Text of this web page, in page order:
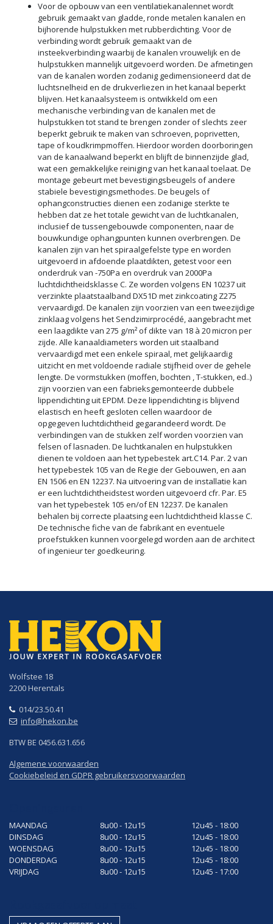
Voor de opbouw van een ventilatiekanalennet wordt
gebruik gemaakt van gladde, ronde metalen kanalen en
bijhorende hulpstukken met rubberdichting. Voor de
verbinding wordt gebruik gemaakt van de
insteekverbinding waarbij de kanalen vrouwelijk en de
hulpstukken mannelijk uitgevoerd worden. De afmetingen
van de kanalen worden zodanig gedimensioneerd dat de
luchtsnelheid en de drukverliezen in het kanaal beperkt
blijven. Het kanaalsysteem is ontwikkeld om een
mechanische verbinding van de kanalen met de
hulpstukken tot stand te brengen zonder of slechts zeer
beperkt gebruik te maken van schroeven, poprivetten,
tape of koudkrimpmoffen. Hierdoor worden doorboringen
van de kanaalwand beperkt en blijft de binnenzijde glad,
wat een gemakkelijke reiniging van het kanaal toelaat. De
montage gebeurt met bevestigingsbeugels of andere
stabiele bevestigingsmethodes. De beugels of
ophangconstructies dienen een zodanige sterkte te
hebben dat ze het totale gewicht van de luchtkanalen,
inclusief de tussengebouwde componenten, naar de
bouwkundige ophangpunten kunnen overbrengen. De
kanalen zijn van het spiraalgefelste type en worden
uitgevoerd in afdoende plaatdikten, getest voor een
onderdruk van -750Pa en overdruk van 2000Pa
luchtdichtheidsklasse C. Ze worden volgens EN 10237 uit
verzinkte plaatstaalband DX51D met zinkcoating Z275
vervaardigd. De kanalen zijn voorzien van een tweezijdige
zinklaag volgens het Sendzimirprocédé, aangebracht met
een laagdikte van 275 g/m² of dikte van 18 à 20 micron per
zijde. Alle kanaaldiameters worden uit staalband
vervaardigd met een enkele spiraal, met gelijkaardig
uitzicht en met voldoende radiale stijfheid over de gehele
lengte. De vormstukken (moffen, bochten , T-stukken, ed..)
zijn voorzien van een fabrieksgemonteerde dubbele
lippendichting uit EPDM. Deze lippendichting is blijvend
elastisch en heeft gesloten cellen waardoor de
opgegeven luchtdichtheid gegarandeerd wordt. De
verbindingen van de stukken zelf worden voorzien van
felsen of lasnaden. De luchtkanalen en hulpstukken
dienen te voldoen aan het typebestek art.C14. Par. 2 van
het typebestek 105 van de Regie der Gebouwen, en aan
EN 1506 en EN 12237. Na uitvoering van de installatie kan
er een luchtdichtheidstest worden uitgevoerd cfr. Par. E5
van het typebestek 105 en/of EN 12237. De kanalen
behalen bij correcte plaatsing een luchtdichtheid klasse C.
De technische fiche van de fabrikant en eventuele
proefstukken kunnen voorgelegd worden aan de architect
of ingenieur ter goedkeuring.
Wolfstee 18
2200 Herentals
014/23.50.41
info@hekon.be
BTW BE 0456.631.656
Algemene voorwaarden
Cookiebeleid en GDPR gebruikersvoorwaarden
MAANDAG
DINSDAG
WOENSDAG
DONDERDAG
VRIJDAG
8u00 - 12u15
8u00 - 12u15
8u00 - 12u15
8u00 - 12u15
8u00 - 12u15
12u45 - 18:00
12u45 - 18:00
12u45 - 18:00
12u45 - 18:00
12u45 - 17:00